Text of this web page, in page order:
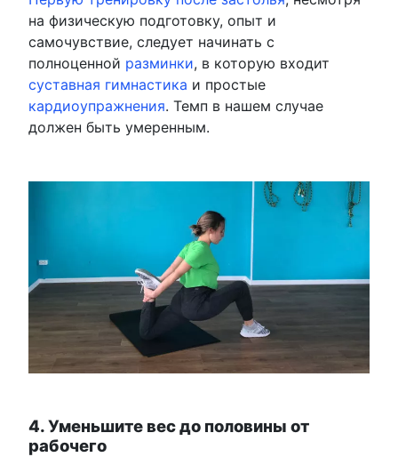
на физическую подготовку, опыт и
самочувствие, следует начинать с
полноценной разминки, в которую входит
суставная гимнастика и простые
кардиоупражнения. Темп в нашем случае
должен быть умеренным.
4. Уменьшите вес до половины от
рабочего